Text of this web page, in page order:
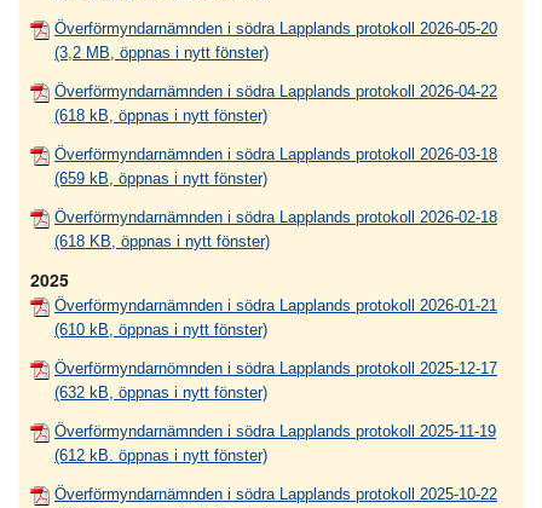
Överförmyndarnämnden i södra Lapplands protokoll 2026-05-20
(3,2 MB, öppnas i nytt fönster)
Överförmyndarnämnden i södra Lapplands protokoll 2026-04-22
(618 kB, öppnas i nytt fönster)
Överförmyndarnämnden i södra Lapplands protokoll 2026-03-18
(659 kB, öppnas i nytt fönster)
Överförmyndarnämnden i södra Lapplands protokoll 2026-02-18
(618 KB, öppnas i nytt fönster)
2025
Överförmyndarnämnden i södra Lapplands protokoll 2026-01-21
(610 kB, öppnas i nytt fönster)
Överförmyndarnömnden i södra Lapplands protokoll 2025-12-17
(632 kB, öppnas i nytt fönster)
Överförmyndarnämnden i södra Lapplands protokoll 2025-11-19
(612 kB. öppnas i nytt fönster)
Överförmyndarnämnden i södra Lapplands protokoll 2025-10-22